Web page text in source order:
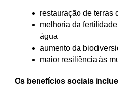
restauração de terras
melhoria da
água
aumento da
maior resiliência às
Os benefícios sociais